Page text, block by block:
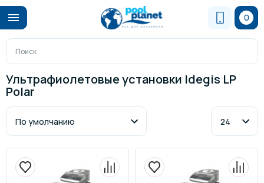
0
Ультрафиолетовые установки Idegis LP
Polar